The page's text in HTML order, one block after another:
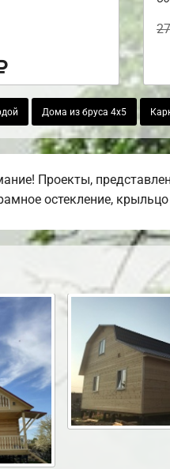
Дома из бруса 4х5
Проекты,
остекление,